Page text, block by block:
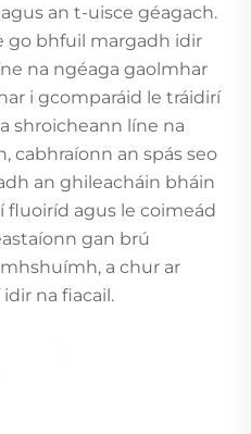
an t-uisce géagach.
go bhfuil margadh idir
na ngéaga gaolmhar
i gcomparáid le tráidirí
shroicheann líne na
cabhraíonn an spás seo
an ghileacháin bháin
fluoiríd agus le coimeád
gan brú
a chur ar
na fiacail.